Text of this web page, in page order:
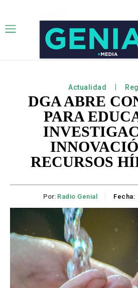
Actualidad
DGA ABRE
PARA
RECURSOS
Por: Radio Genial Fecha: